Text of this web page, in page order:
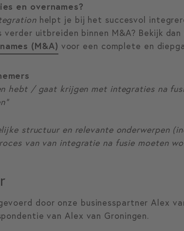
en overnames?
helpt je bij het succesvol
verder uitbreiden binnen M&A? Bekijk dan
(M&A) voor een complete en
hebt / gaat krijgen met integraties na
structuur en relevante onderwerpen
van van integratie na fusie moeten
door onze businesspartner Alex
van Alex van Groningen.